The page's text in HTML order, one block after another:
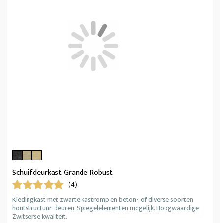
Schuifdeurkast Grande Robust
(4)
Kledingkast met zwarte kastromp en beton-, of diverse soorten
houtstructuur-deuren. Spiegelelementen mogelijk. Hoogwaardige
Zwitserse kwaliteit.